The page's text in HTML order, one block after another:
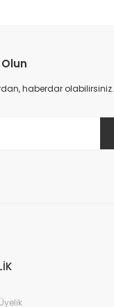
haberdar olabilirsiniz.